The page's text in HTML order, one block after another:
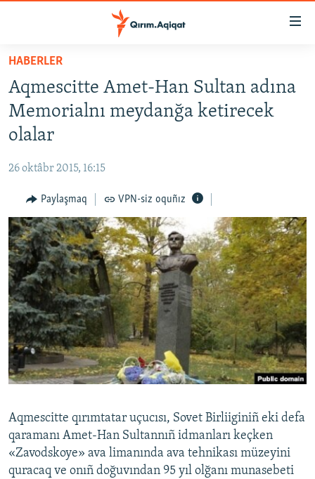
Esas
qaytmaq
Baş
navigatsiyağa
qaytmaq
Qıdıruvğa
SİYASET
İQTİSADİYAT
MEDENİYET
İNSAN AQLARI
VİDEO
SÜRET
BLOGLAR
FİKİR
Русский
Українською
RFE/RS bütün saytları
HABERLER
Aqmescitte Amet-Han Sultan adına
Memorialnı meydanğa ketirecek
olalar
26 oktâbr 2015, 16:15
Paylaşmaq VPN-siz oquñız
Aqmescitte qırımtatar uçucısı, Sovet Birliiginiñ eki defa
qaramanı Amet-Han Sultannıñ idmanları keçken
«Zavodskoye» ava limanında ava tehnikası müzeyini
quracaq ve onıñ doğuvından 95 yıl olğanı munasebeti